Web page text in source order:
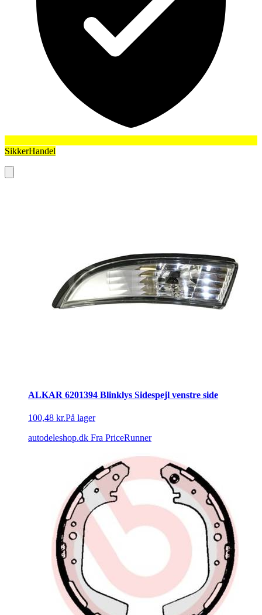
SikkerHandel
ALKAR 6201394 Blinklys Sidespejl venstre side
100,48 kr.På lager
autodeleshop.dk Fra PriceRunner